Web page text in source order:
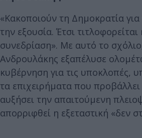
«Κακοποιούν τη Δημοκρατία
την εξουσία. Έτσι
συνεδρίαση». Με αυτό το
Ανδρουλάκης εξαπέλυσε
κυβέρνηση για τις υποκλοπές,
τα επιχειρήματα που
αυξήσει την απαιτούμενη
απορριφθεί η εξεταστική «δεν